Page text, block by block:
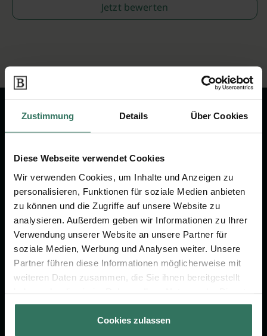
Zustimmung Details Über Cookies
Diese Webseite verwendet Cookies
Wir verwenden Cookies, um Inhalte und Anzeigen zu
personalisieren, Funktionen für soziale Medien anbieten
zu können und die Zugriffe auf unsere Website zu
analysieren. Außerdem geben wir Informationen zu Ihrer
Verwendung unserer Website an unsere Partner für
soziale Medien, Werbung und Analysen weiter. Unsere
Partner führen diese Informationen möglicherweise mit
weiteren Daten zusammen, die Sie ihnen bereitgestellt
gesammelt haben.
Cookies zulassen
Jetzt bewerten
um das Thema Bestattung &
Vorsorge.
Jetzt beraten lassen
FÜR SIE
Vergleich
Ratgeber
FÜR BESTATTER
Online-Portal
Kostenlos registrieren